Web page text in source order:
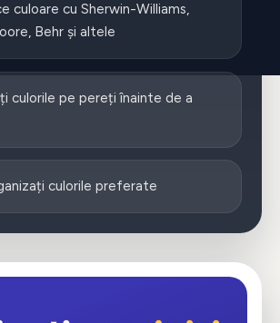
culoare cu Sherwin-Williams,
Behr și altele
culorile pe pereți înainte de a
culorile preferate